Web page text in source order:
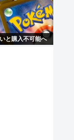
と購入不可能へ